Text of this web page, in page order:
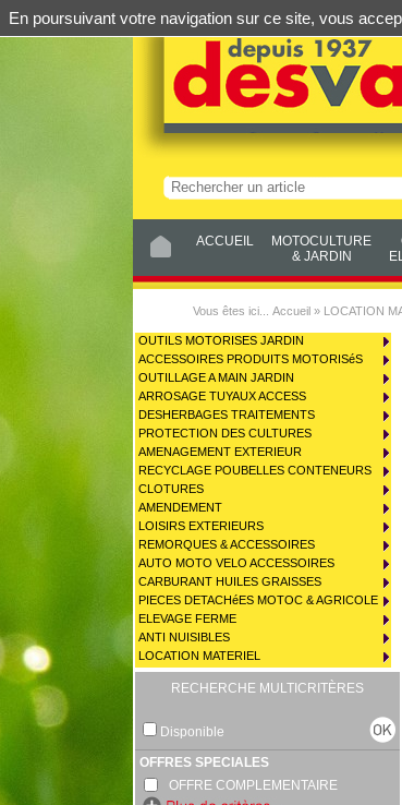
ACCUEIL
MOTOCULTURE
& JARDIN
Vous êtes ici... Accueil » LOCATION
RECHERCHE MULTICRITÈRES
Disponible
OFFRES SPECIALES
OFFRE COMPLEMENTAIRE
En poursuivant votre navigation sur ce site, vous
OUTILS MOTORISES JARDIN
ACCESSOIRES PRODUITS MOTORISéS
OUTILLAGE A MAIN JARDIN
ARROSAGE TUYAUX ACCESS
DESHERBAGES TRAITEMENTS
PROTECTION DES CULTURES
AMENAGEMENT EXTERIEUR
RECYCLAGE POUBELLES CONTENEURS
CLOTURES
AMENDEMENT
LOISIRS EXTERIEURS
REMORQUES & ACCESSOIRES
AUTO MOTO VELO ACCESSOIRES
CARBURANT HUILES GRAISSES
PIECES DETACHéES MOTOC & AGRICOLE
ELEVAGE FERME
ANTI NUISIBLES
LOCATION MATERIEL